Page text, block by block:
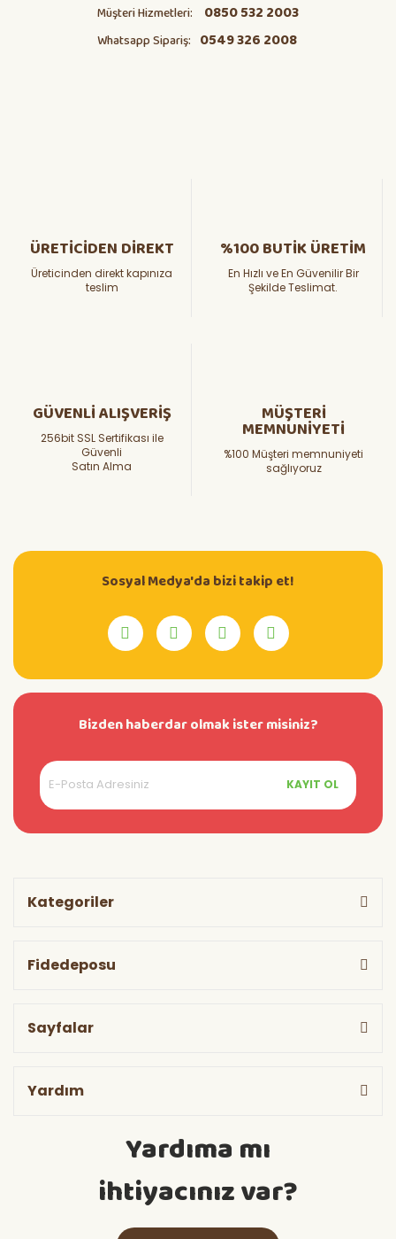
Müşteri Hizmetleri: 0850 532 2003
Whatsapp Sipariş: 0549 326 2008
ÜRETİCİDEN DİREKT
Üreticinden direkt kapınıza
teslim
%100 BUTİK ÜRETİM
En Hızlı ve En Güvenilir Bir
Şekilde Teslimat.
GÜVENLİ ALIŞVERİŞ
256bit SSL Sertifikası ile
Güvenli
Satın Alma
MÜŞTERİ
MEMNUNİYETİ
%100 Müşteri memnuniyeti
sağlıyoruz
Sosyal Medya'da bizi takip et!
Bizden haberdar olmak ister misiniz?
KAYIT OL
Kategoriler
Fidedeposu
Sayfalar
Yardım
Yardıma mı
ihtiyacınız var?